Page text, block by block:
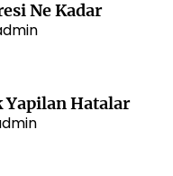
Ne Kadar
Yapilan Hatalar